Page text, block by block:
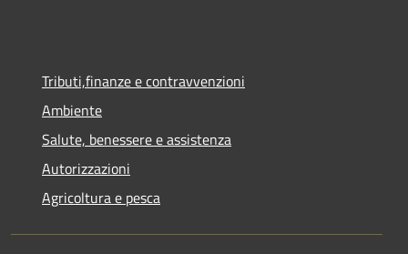
Tributi,finanze e contravvenzioni
Ambiente
Salute, benessere e assistenza
Autorizzazioni
Agricoltura e pesca